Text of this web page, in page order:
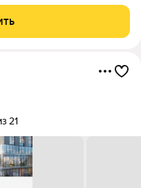
светлая, уютная 2-
21